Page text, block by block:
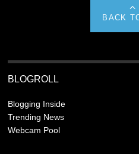
BACK
BLOGROLL
Blogging Inside
Trending News
Webcam Pool